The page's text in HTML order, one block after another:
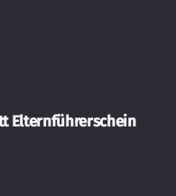
Elternführerschein